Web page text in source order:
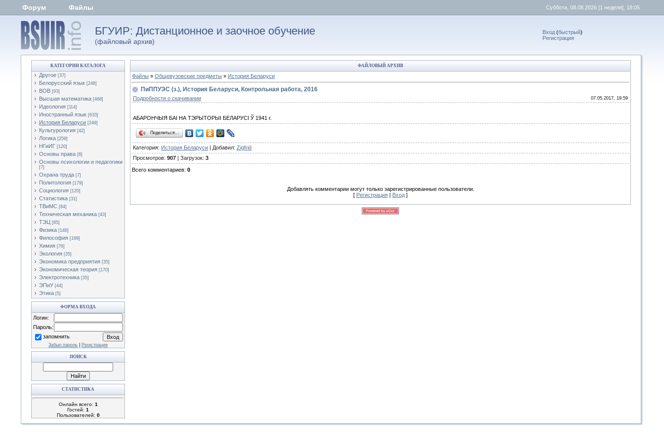
Форум Файлы Суббота, 08.08.2026 [1 неделя] , 18:05
БГУИР: Дистанционное и заочное обучение
(файловый архив)
Вход (быстрый)
Регистрация
КАТЕГОРИИ КАТАЛОГА
Другое [37]
Белорусский язык [248]
ВОВ [93]
Высшая математика [468]
Идеология [114]
Иностранный язык [633]
История Беларуси [249]
Культурология [42]
Логика [259]
НГиИГ [120]
Основы права [8]
Основы психологии и педагогики
[7]
Охрана труда [7]
Политология [179]
Социология [120]
Статистика [31]
ТВиМС [84]
Техническая механика [43]
ТЭЦ [85]
Физика [146]
Философия [169]
Химия [76]
Экология [35]
Экономика предприятия [35]
Экономическая теория [170]
Электротехника [35]
ЭПиУ [44]
Этика [5]
ФОРМА ВХОДА
Логин:
Пароль:
запомнить
Забыл пароль Регистрация
ПОИСК
СТАТИСТИКА
Онлайн всего: 1
Гостей: 1
Пользователей: 0
ФАЙЛОВЫЙ АРХИВ
Файлы » Общевузовские предметы » История Беларуси
ПиППУЭС (з.), История Беларуси, Контрольная работа, 2016
Подробности о скачивании 07.05.2017, 19:59
АБАРОНЧЫЯ БАІ НА ТЭРЫТОРЫІ БЕЛАРУСІ Ў 1941 г.
Поделиться…
Категория: История Беларуси | Добавил: Zigfrid
Просмотров: 907 | Загрузок: 3
Всего комментариев: 0
Добавлять комментарии могут только зарегистрированные пользователи.
[ Регистрация | Вход ]